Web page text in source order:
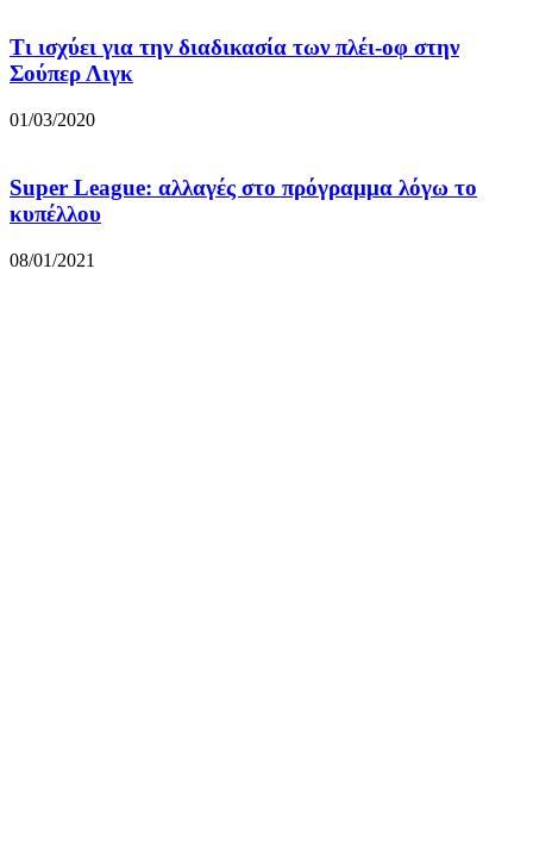
Τι ισχύει για την διαδικασία των πλέι-οφ στην
Σούπερ Λιγκ
01/03/2020
Super League: αλλαγές στο πρόγραμμα λόγω το
κυπέλλου
08/01/2021